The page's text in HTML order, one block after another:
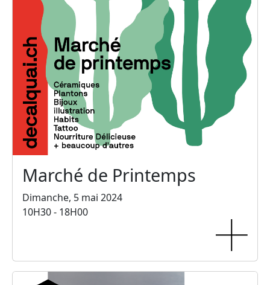
Marché de Printemps
Dimanche, 5 mai 2024
10H30 - 18H00